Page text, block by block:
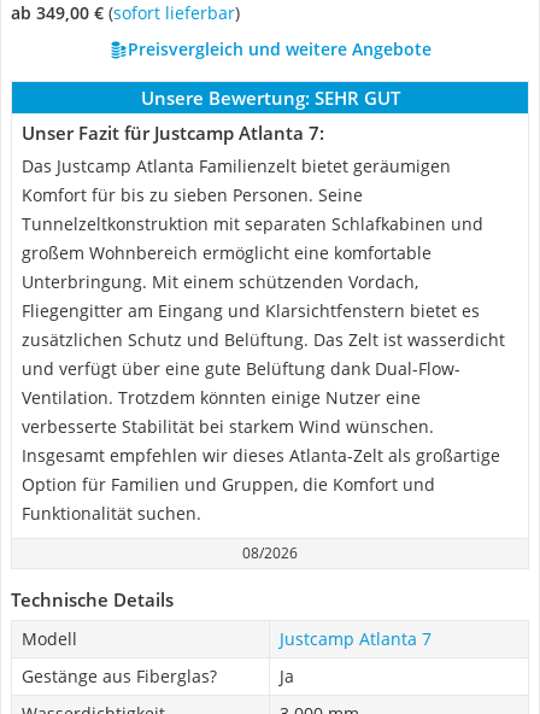
ab 349,00 € ( Sofort lieferbar)
Preisvergleich und weitere Angebote
Unsere Bewertung: SEHR GUT
Unser Fazit für Justcamp Atlanta 7:
Das Justcamp Atlanta Familienzelt bietet geräumigen
Komfort für bis zu sieben Personen. Seine
Tunnelzeltkonstruktion mit separaten Schlafkabinen und
großem Wohnbereich ermöglicht eine komfortable
Unterbringung. Mit einem schützenden Vordach,
Fliegengitter am Eingang und Klarsichtfenstern bietet es
zusätzlichen Schutz und Belüftung. Das Zelt ist wasserdicht
und verfügt über eine gute Belüftung dank Dual-Flow-
Ventilation. Trotzdem könnten einige Nutzer eine
verbesserte Stabilität bei starkem Wind wünschen.
Insgesamt empfehlen wir dieses Atlanta-Zelt als großartige
Option für Familien und Gruppen, die Komfort und
Funktionalität suchen.
08/2026
Technische Details
Modell
Justcamp Atlanta 7
Gestänge aus Fiberglas?
Ja